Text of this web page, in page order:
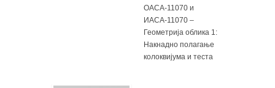
ОАСА-11070 и
ИАСА-11070 –
Геометрија облика 1:
Накнадно полагање
колоквијума и теста